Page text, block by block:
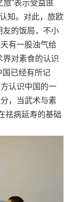
”表示受益匪
知。对此，旅欧
友的饭局，不小
有一股浊气给
界对素食的认识
国已经有所记
认识中国的一
，当武术与素
祛病延寿的基础